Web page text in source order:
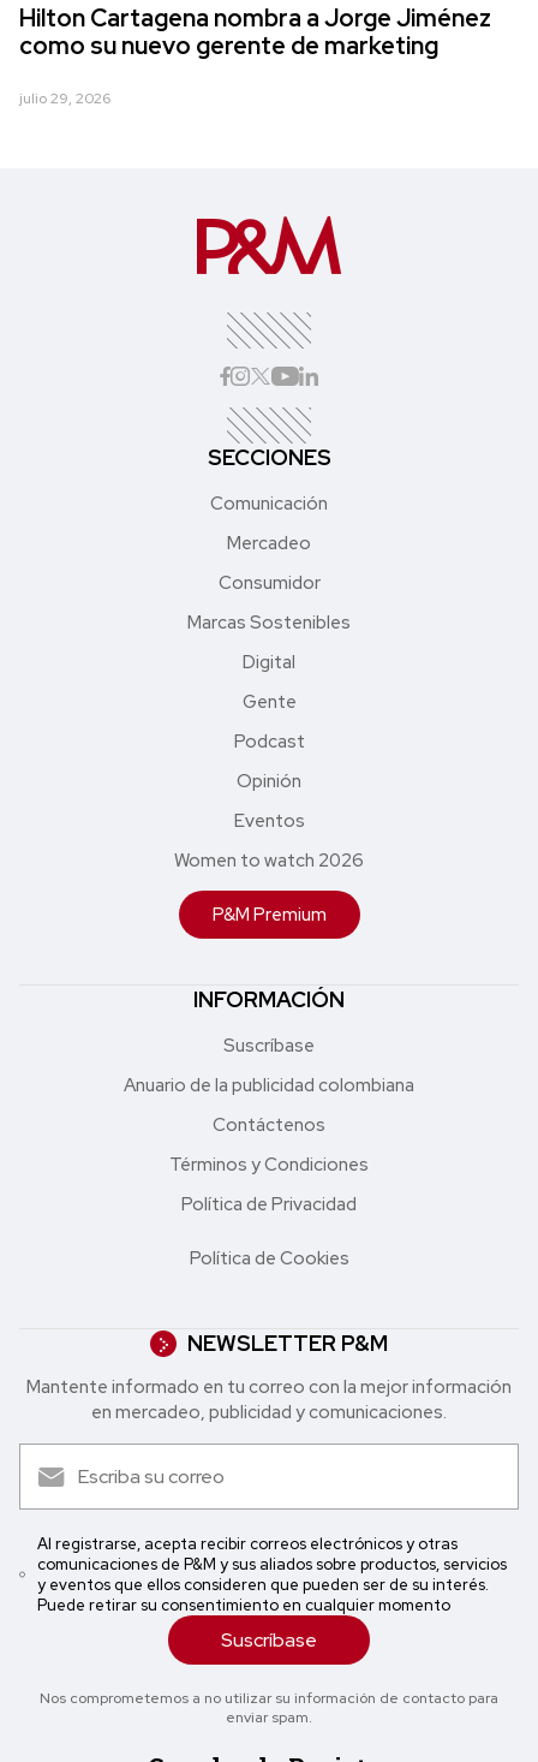
Hilton Cartagena nombra a Jorge Jiménez
como su nuevo gerente de marketing
julio 29, 2026
SECCIONES
Comunicación
Mercadeo
Consumidor
Marcas Sostenibles
Digital
Gente
Podcast
Opinión
Eventos
Women to watch 2026
P&M Premium
INFORMACIÓN
Suscríbase
Anuario de la publicidad colombiana
Contáctenos
Términos y Condiciones
Política de Privacidad
Política de Cookies
NEWSLETTER P&M
Mantente informado en tu correo con la mejor in formación
en mercadeo, publicidad y comunicaciones.
Al registrarse, acepta recibir correos electrónicos y otras
comunicaciones de P&M y sus aliados sobre productos, servicios
y eventos que ellos consideren que pueden ser de su interés.
Puede retirar su consentimiento en cualquier momento
Suscríbase
Nos comprometemos a no utilizar su información de contacto para
enviar spam.